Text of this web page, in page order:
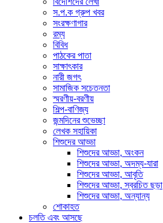
স.প.ক গ্রুপ খবর
সংরক্ষণাগার
রম্য
বিবিধ
পাঠকের পাতা
সাক্ষাৎকার
নারী জগৎ
সামাজিক সচেতনতা
স্মরণীয়-বরণীয়
শিল্প-বাণিজ্য
জন্মদিনের শুভেচ্ছা
লেখক সহায়িকা
শিশুদের আড্ডা
শিশুদের আড্ডা, অংকন
শিশুদের আড্ডা, অদম্য-যারা
শিশুদের আড্ডা, আবৃতি
শিশুদের আড্ডা, স্বরচিত ছড়া
শিশুদের আড্ডা, অন্যান্য
শোকাহত
চলতি এবং আসছে